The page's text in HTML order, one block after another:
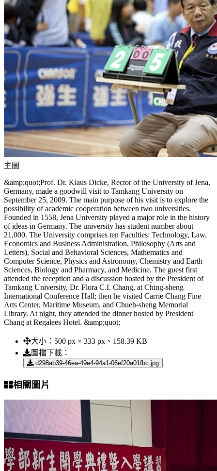
主圖
&amp;quot;Prof. Dr. Klaus Dicke, Rector of the University of Jena,
Germany, made a goodwill visit to Tamkang University on
September 25, 2009. The main purpose of his visit is to explore the
possibility of academic cooperation between two universities.
Founded in 1558, Jena University played a major role in the history
of ideas in Germany. The university has student number about
21,000. The University comprises ten Faculties: Technology, Law,
Economics and Business Administration, Philosophy (Arts and
Letters), Social and Behavioral Sciences, Mathematics and
Computer Science, Physics and Astronomy, Chemistry and Earth
Sciences, Biology and Pharmacy, and Medicine. The guest first
attended the reception and a discussion hosted by the President of
Tamkang University, Dr. Flora C.I. Chang, at Ching-sheng
International Conference Hall; then he visited Carrie Chang Fine
Arts Center, Maritime Museum, and Chueh-sheng Memorial
Library. At night, they attended the dinner hosted by President
Chang at Regalees Hotel. &amp;quot;
大小： 500 px × 333 px、158.39 KB
圖檔下載：
d298ab39-46ea-49e4-94a1-06ef20a01fbc.jpg
相關圖片